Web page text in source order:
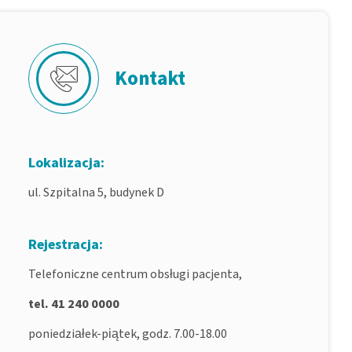
Kontakt
Lokalizacja:
ul. Szpitalna 5, budynek D
Rejestracja:
Telefoniczne centrum obsługi pacjenta,
tel. 41 240 0000
poniedziałek-piątek, godz. 7.00-18.00